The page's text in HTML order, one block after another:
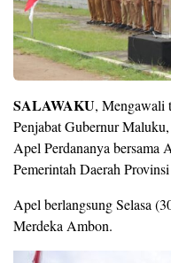
SALAWAKU, Mengawali
Penjabat Gubernur
Apel Perdananya
Pemerintah Daerah
Apel berlangsung Selasa
Merdeka Ambon.